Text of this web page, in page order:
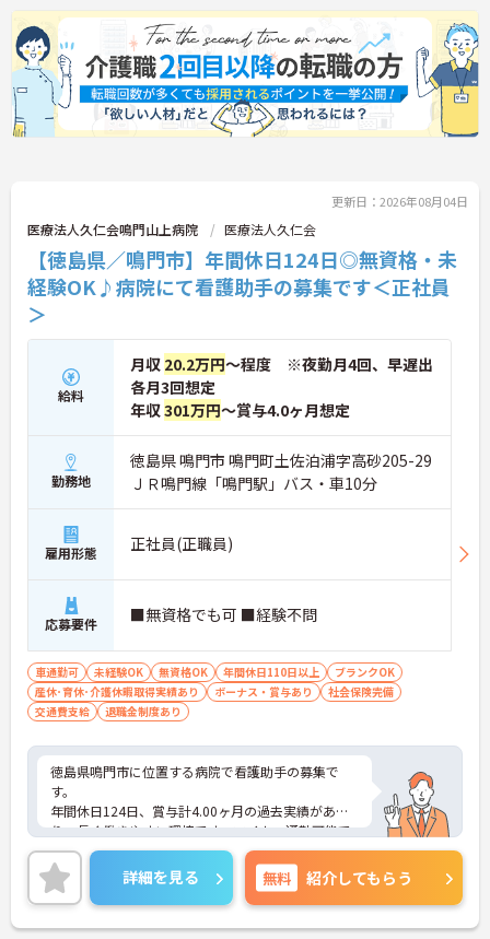
■ 働きやすい休日数が魅力
年間休日が充実している職場です
・年間休日124日
・夏期休暇2日
■ 安定収入を目指せる待遇
各種手当や賞与実績があります
・賞与計4.00ヶ月の過去実績
・夜勤手当支給
→ 安定した収入形成を目指せる環境です♪
■ 通勤しやすい勤務環境
通勤面にも配慮された職場です
・マイカー通勤可
・駐車場あり
更新日：2026年08月04日
医療法人久仁会鳴門山上病院 医療法人久仁会
【徳島県／鳴門市】年間休日124日◎無資格・未
経験OK♪病院にて看護助手の募集です＜正社員
＞
給料
月収 20.2万円～程度 ※夜勤月4回、早遅出
各月3回想定
年収301万円～賞与4.0ヶ月想定
勤務地
徳島県 鳴門市 鳴門町土佐泊浦字高砂205-29
ＪＲ鳴門線「鳴門駅」バス・車10分
雇用形態 正社員(正職員)
応募要件 ■無資格でも可 ■経験不問
車通勤可 未経験OK 無資格OK 年間休日110日以上
ブランクOK
産休･育休･介護休暇取得実績あり
ボーナス・賞与あり
社会保険完備
交通費支給
退職金制度あり
徳島県鳴門市に位置する病院で看護助手の募集で
す。
年間休日124日、賞与計4.00ヶ月の過去実績があ
り、長く働きやすい環境です。マイカー通勤可能で
駐車場も完備されています。退職金制度もあり、安
定した就業を目指せます。
ご興味のある方には、面接対策ポイントなどさらに
詳細をお話いたしますので、お気軽にご相談くださ
い。
詳細を見る 無料 紹介してもらう